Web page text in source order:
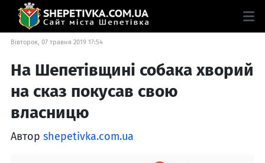
Вівторок, 07 травня 2019 17:54
На Шепетівщині собака хворий
на сказ покусав свою
власницю
Автор shepetivka.com.ua